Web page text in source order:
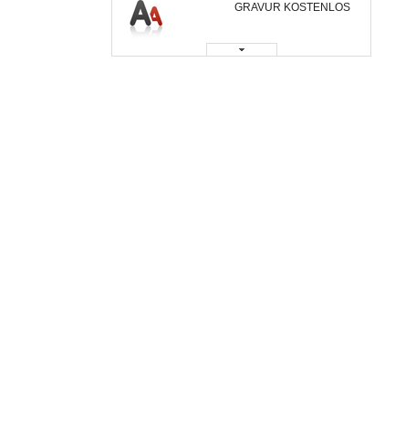
GRAVUR KOSTENLOS